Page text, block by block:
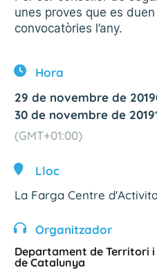
unes proves que es
convocatòries l’any.
Hora
29 de novembre de 2019
30 de novembre de 2019
(GMT+01:00)
Lloc
La Farga Centre
Organitzador
Departament de Territori
de Catalunya